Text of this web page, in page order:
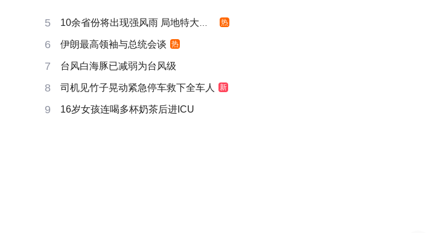
5 10余省份将出现强风雨 局地特大暴雨 热
6 伊朗最高领袖与总统会谈 热
7 台风白海豚已减弱为台风级
8 司机见竹子晃动紧急停车救下全车人 新
9 16岁女孩连喝多杯奶茶后进ICU